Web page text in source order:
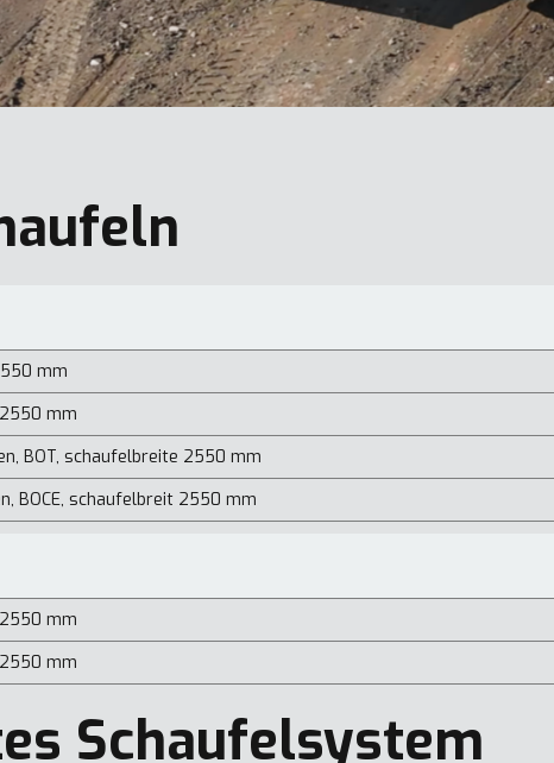
mm
mm
BOT, schaufelbreite 2550 mm
BOCE, schaufelbreit 2550 mm
mm
mm
Schaufelsystem